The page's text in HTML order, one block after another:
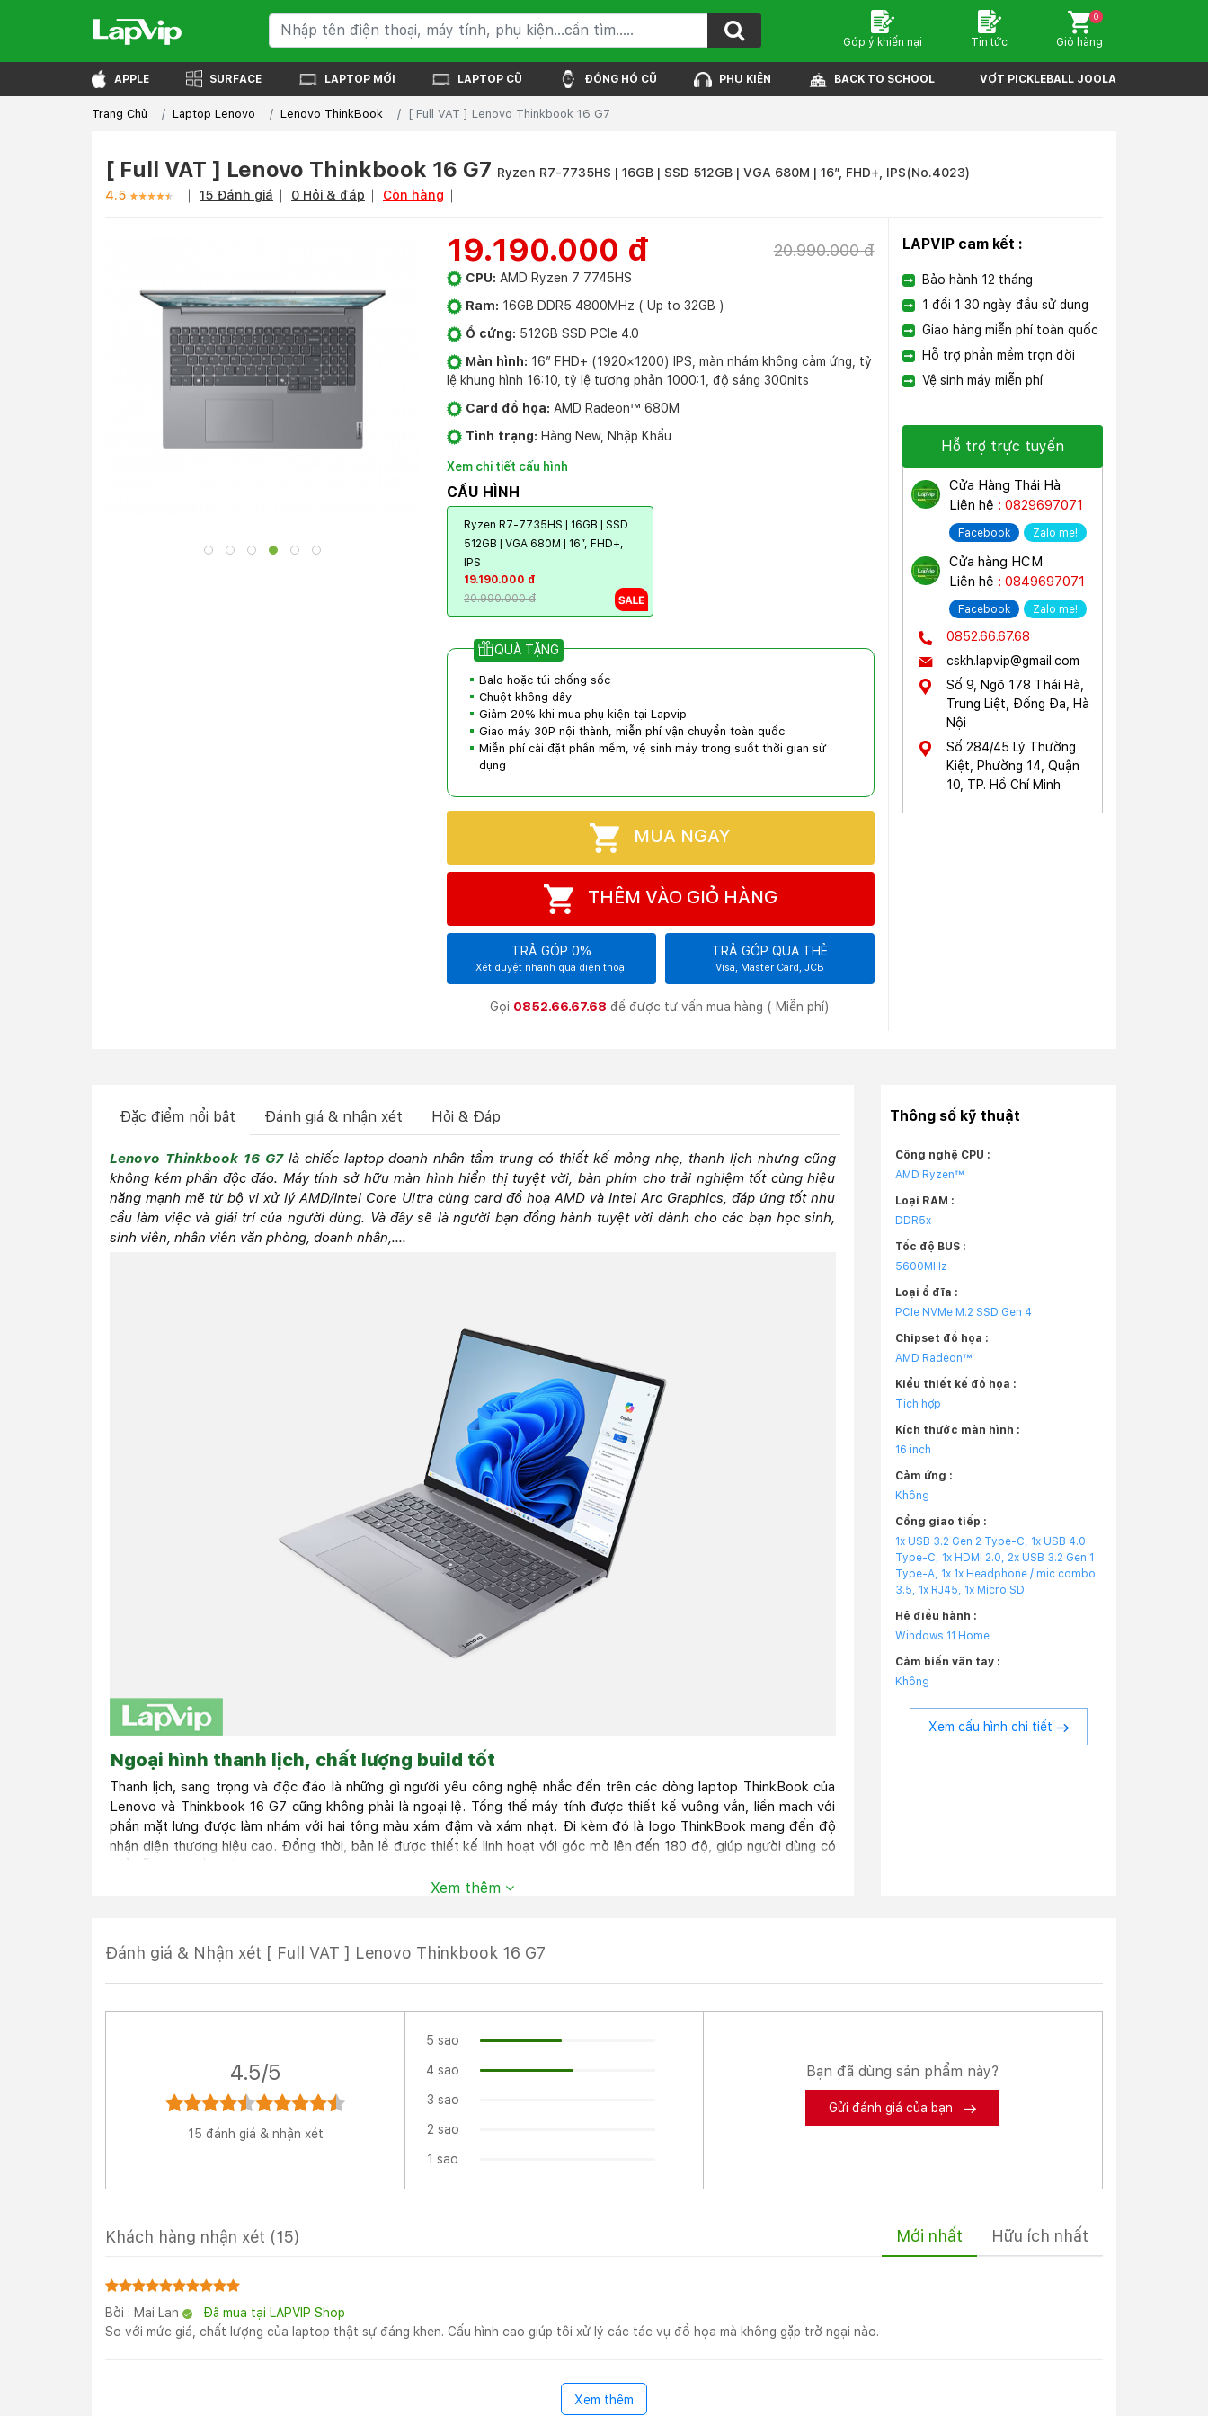
Góp ý khiến nại Tin tức Giỏ hàng
0
APPLE SURFACE LAPTOP MỚI LAPTOP CŨ ĐỒNG HỒ CŨ PHỤ KIỆN BACK TO SCHOOL VỢT PICKLEBALL JOOLA
Trang Chủ Laptop Lenovo Lenovo ThinkBook [ Full VAT ] Lenovo Thinkbook 16 G7
[ Full VAT ] Lenovo Thinkbook 16 G7 Ryzen R7-7735HS | 16GB | SSD 512GB | VGA 680M | 16″, FHD+, IPS(No.4023)
4.5
15 Đánh giá 0 Hỏi & đáp Còn hàng
19.190.000 đ 20.990.000 đ
CPU: AMD Ryzen 7 7745HS
Ram: 16GB DDR5 4800MHz ( Up to 32GB )
Ổ cứng: 512GB SSD PCIe 4.0
Màn hình: 16″ FHD+ (1920×1200) IPS, màn nhám không cảm ứng, tỷ
lệ khung hình 16:10, tỷ lệ tương phản 1000:1, độ sáng 300nits
Card đồ họa: AMD Radeon™ 680M
Tình trạng: Hàng New, Nhập Khẩu
Xem chi tiết cấu hình
CẤU HÌNH
Ryzen R7-7735HS | 16GB | SSD
512GB | VGA 680M | 16″, FHD+,
IPS
19.190.000 đ
20.990.000 đ
QUÀ TẶNG
Balo hoặc túi chống sốc
Chuột không dây
Giảm 20% khi mua phụ kiện tại Lapvip
Giao máy 30P nội thành, miễn phí vận chuyển toàn quốc
Miễn phí cài đặt phần mềm, vệ sinh máy trong suốt thời gian sử
dụng
MUA NGAY
THÊM VÀO GIỎ HÀNG
TRẢ GÓP 0%
Xét duyệt nhanh qua điện thoại
TRẢ GÓP QUA THẺ
Visa, Master Card, JCB
Gọi 0852.66.67.68 để được tư vấn mua hàng ( Miễn phí)
LAPVIP cam kết :
Bảo hành 12 tháng
1 đổi 1 30 ngày đầu sử dụng
Giao hàng miễn phí toàn quốc
Hỗ trợ phần mềm trọn đời
Vệ sinh máy miễn phí
Hỗ trợ trực tuyến
Cửa Hàng Thái Hà
Liên hệ : 0829697071
Facebook Zalo me!
Cửa hàng HCM
Liên hệ : 0849697071
Facebook Zalo me!
0852.66.67.68
cskh.lapvip@gmail.com
Số 9, Ngõ 178 Thái Hà,
Trung Liệt, Đống Đa, Hà
Nội
Số 284/45 Lý Thường
Kiệt, Phường 14, Quận
10, TP. Hồ Chí Minh
Đặc điểm nổi bật Đánh giá & nhận xét Hỏi & Đáp
Lenovo Thinkbook 16 G7là chiếc laptop doanh nhân tầm trung có thiết kế mỏng nhẹ, thanh lịch nhưng cũng
không kém phần độc đáo. Máy tính sở hữu màn hình hiển thị tuyệt vời, bàn phím cho trải nghiệm tốt cùng hiệu
năng mạnh mẽ từ bộ vi xử lý AMD/Intel Core Ultra cùng card đồ hoạ AMD và Intel Arc Graphics, đáp ứng tốt nhu
cầu làm việc và giải trí của người dùng. Và đây sẽ là người bạn đồng hành tuyệt vời dành cho các bạn học sinh,
sinh viên, nhân viên văn phòng, doanh nhân,....
Ngoại hình thanh lịch, chất lượng build tốt
Thanh lịch, sang trọng và độc đáo là những gì người yêu công nghệ nhắc đến trên các dòng laptop ThinkBook của
Lenovo và Thinkbook 16 G7 cũng không phải là ngoại lệ. Tổng thể máy tính được thiết kế vuông vắn, liền mạch với
phần mặt lưng được làm nhám với hai tông màu xám đậm và xám nhạt. Đi kèm đó là logo ThinkBook mang đến độ
nhận diện thương hiệu cao. Đồng thời, bản lề được thiết kế linh hoạt với góc mở lên đến 180 độ, giúp người dùng có
Về chất lượng, Lenovo Thinkbook 16 G7 được hoàn thiện bằng chất liệu hợp kim chắc chắn giúp nó không gặp hiện
tượng uốn cong hay flex trong quá trình làm việc. Nó đạt tiêu chuẩn quân sự MIL-STD-810 có khả năng hoạt động bền
Xem thêm
Thông số kỹ thuật
Công nghệ CPU :
AMD Ryzen™
Loại RAM :
DDR5x
Tốc độ BUS :
5600MHz
Loại ổ đĩa :
PCIe NVMe M.2 SSD Gen 4
Chipset đồ họa :
AMD Radeon™
Kiểu thiết kế đồ họa :
Tích hợp
Kích thước màn hình :
16 inch
Cảm ứng :
Không
Cổng giao tiếp :
1x USB 3.2 Gen 2 Type-C, 1x USB 4.0
Type-C, 1x HDMI 2.0, 2x USB 3.2 Gen 1
Type-A, 1x 1x Headphone / mic combo
3.5, 1x RJ45, 1x Micro SD
Hệ điều hành :
Windows 11 Home
Cảm biến vân tay :
Không
Xem cấu hình chi tiết
Đánh giá & Nhận xét [ Full VAT ] Lenovo Thinkbook 16 G7
4.5/5
15 đánh giá & nhận xét
5 sao
4 sao
3 sao
2 sao
1 sao
Bạn đã dùng sản phẩm này?
Gửi đánh giá của bạn
Khách hàng nhận xét (15) Mới nhất Hữu ích nhất
Bởi : Mai Lan
Đã mua tại LAPVIP Shop
So với mức giá, chất lượng của laptop thật sự đáng khen. Cấu hình cao giúp tôi xử lý các tác vụ đồ họa mà không gặp trở ngại nào.
Xem thêm